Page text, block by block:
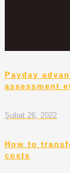
Payday
assessment
Şubat 26, 2022
How to
costs